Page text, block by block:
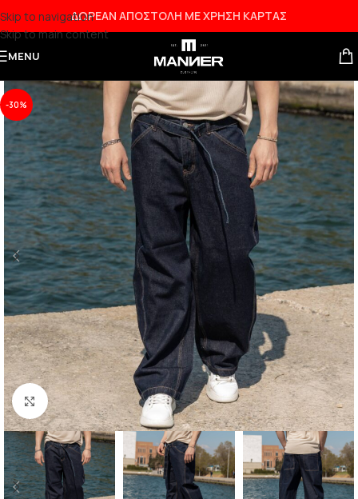
Skip to navigation
Skip to main content
ΔΩΡΕΑΝ ΑΠΟΣΤΟΛΗ ΜΕ ΧΡΗΣΗ ΚΑΡΤΑΣ
MENU
-30%
Click to enlarge